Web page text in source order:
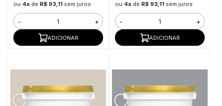
ou 4xde R$ 93,11 sem juros
- +
ADICIONAR
ou 4xde R$ 93,11 sem juros
- +
ADICIONAR